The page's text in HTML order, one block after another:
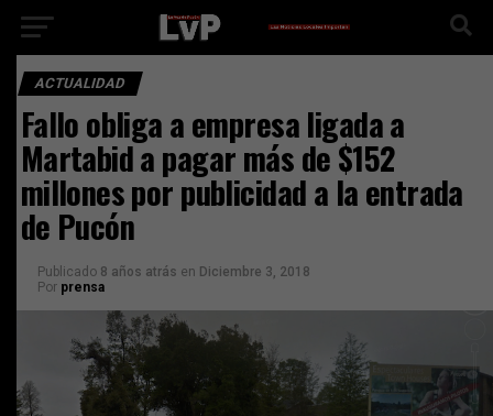
ACTUALIDAD
Fallo obliga a empresa ligada a
Martabid a pagar más de $152
millones por publicidad a la entrada
de Pucón
Publicado 8 años atrás en Diciembre 3, 2018
Por prensa